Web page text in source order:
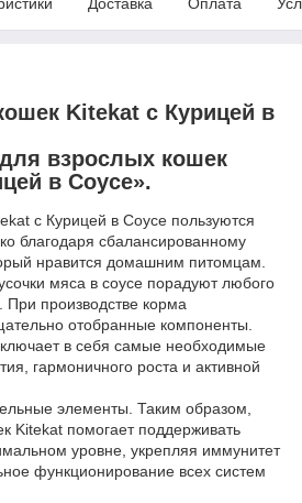
Kitekat с Курицей в
взрослых кошек
в Соусе».
с Курицей в Соусе пользуются
благодаря сбалансированному
нравится домашним питомцам.
мяса в соусе порадуют любого
При производстве корма
отобранные компоненты.
в себя самые необходимые
гармоничного роста и активной
элементы. Таким образом,
Kitekat помогает поддерживать
уровне, укрепляя иммунитет
функционирование всех систем